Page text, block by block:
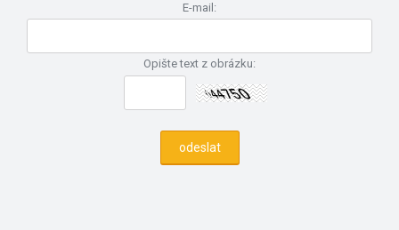
E-mail:
Opište text z obrázku: